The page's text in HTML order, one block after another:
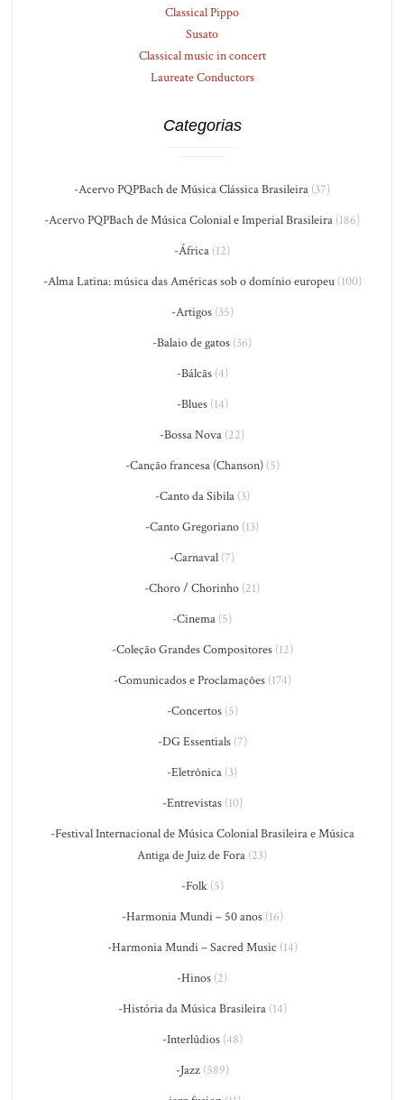
Classical Pippo
Susato
Classical music in concert
Laureate Conductors
Categorias
-Acervo PQPBach de Música Clássica Brasileira (37)
-Acervo PQPBach de Música Colonial e Imperial Brasileira (186)
-África (12)
-Alma Latina: música das Américas sob o domínio europeu(100)
-Artigos(35)
-Balaio de gatos (36)
-Bálcãs(4)
-Blues(14)
-Bossa Nova (22)
-Canção francesa (Chanson)(5)
-Canto da Sibila(3)
-Canto Gregoriano (13)
-Carnaval (7)
-Choro / Chorinho (21)
-Cinema (5)
-Coleção Grandes Compositores(12)
-Comunicados e Proclamações(174)
-Concertos(5)
-DG Essentials(7)
-Eletrônica (3)
-Entrevistas(10)
-Festival Internacional de Música Colonial Brasileira e Música
Antiga de Juiz de Fora (23)
-Folk(5)
-Harmonia Mundi – 50 anos(16)
-Harmonia Mundi – Sacred Music (14)
-Hinos (2)
-História da Música Brasileira(14)
-Interlúdios(48)
-Jazz(589)